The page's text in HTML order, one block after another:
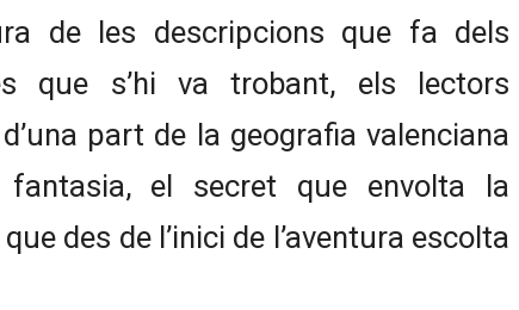
de les descripcions que fa dels
que s’hi va trobant, els lectors
part de la geografia valenciana
el secret que envolta la
des de l’inici de l’aventura escolta